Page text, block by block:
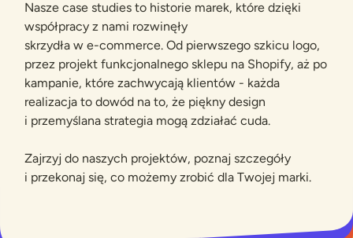
Nasze case studies to historie marek, które dzięki
współpracy z nami rozwinęły
skrzydła we-commerce. Od pierwszego szkicu logo,
przez projekt funkcjonalnego sklepu na Shopify, aż po
kampanie, które zachwycają klientów - każda
realizacja to dowód na to, że piękny design
i przemyślana strategia mogą zdziałać cuda.
Zajrzyj do naszych projektów, poznaj szczegóły
i przekonaj się, co możemy zrobić dla Twojej marki.